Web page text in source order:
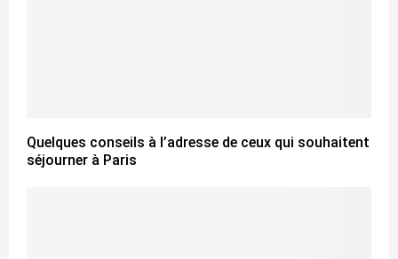
Quelques conseils à l’adresse de ceux qui souhaitent
séjourner à Paris